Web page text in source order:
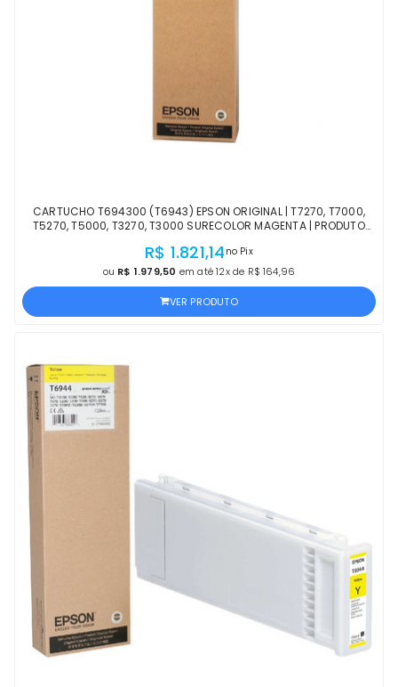
CARTUCHO T694300 (T6943) EPSON ORIGINAL | T7270, T7000,
T5270, T5000, T3270, T3000 SURECOLOR MAGENTA | PRODUTO
R$ 1.821,14 no Pix
ou R$ 1.979,50 em até 12x de R$ 164,96
VER PRODUTO